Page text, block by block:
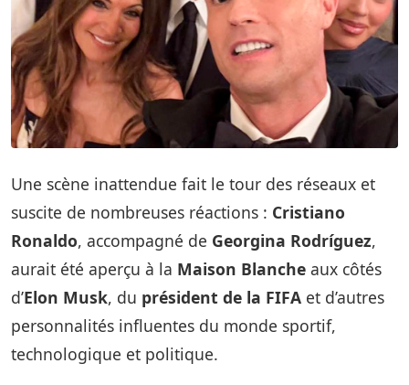
Une scène inattendue fait le tour des réseaux et
suscite de nombreuses réactions : Cristiano
Ronaldo, accompagné de Georgina Rodríguez,
aurait été aperçu à la Maison Blanche aux côtés
d’Elon Musk, du président de la FIFA et d’autres
personnalités influentes du monde sportif,
technologique et politique.